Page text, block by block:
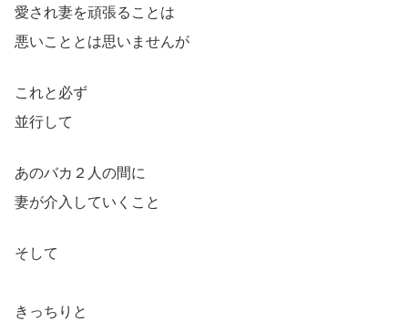
愛され妻を頑張ることは
悪いこととは思いませんが
これと必ず
並行して
あのバカ２人の間に
妻が介入していくこと
そして
きっちりと